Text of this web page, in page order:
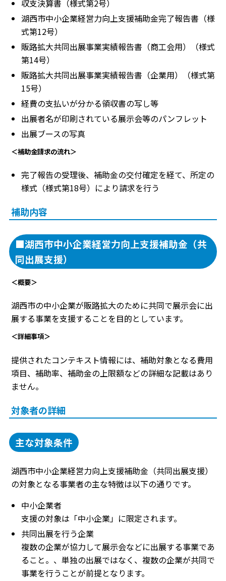
収支決算書（様式第2号）
湖西市中小企業経営力向上支援補助金完了報告書（様
式第12号）
販路拡大共同出展事業実績報告書（商工会用）（様式
第14号）
販路拡大共同出展事業実績報告書（企業用）（様式第
15号）
経費の支払いが分かる領収書の写し等
出展者名が印刷されている展示会等のパンフレット
出展ブースの写真
＜補助金請求の流れ＞
完了報告の受理後、補助金の交付確定を経て、所定の
様式（様式第18号）により請求を行う
補助内容
■湖西市中小企業経営力向上支援補助金（共
同出展支援）
＜概要＞
湖西市の中小企業が販路拡大のために共同で展示会に出
展する事業を支援することを目的としています。
＜詳細事項＞
提供されたコンテキスト情報には、補助対象となる費用
項目、補助率、補助金の上限額などの詳細な記載はあり
ません。
対象者の詳細
主な対象条件
湖西市中小企業経営力向上支援補助金（共同出展支援）
の対象となる事業者の主な特徴は以下の通りです。
中小企業者
支援の対象は「中小企業」に限定されます。
共同出展を行う企業
複数の企業が協力して展示会などに出展する事業であ
ること。、単独の出展ではなく、複数の企業が共同で
事業を行うことが前提となります。